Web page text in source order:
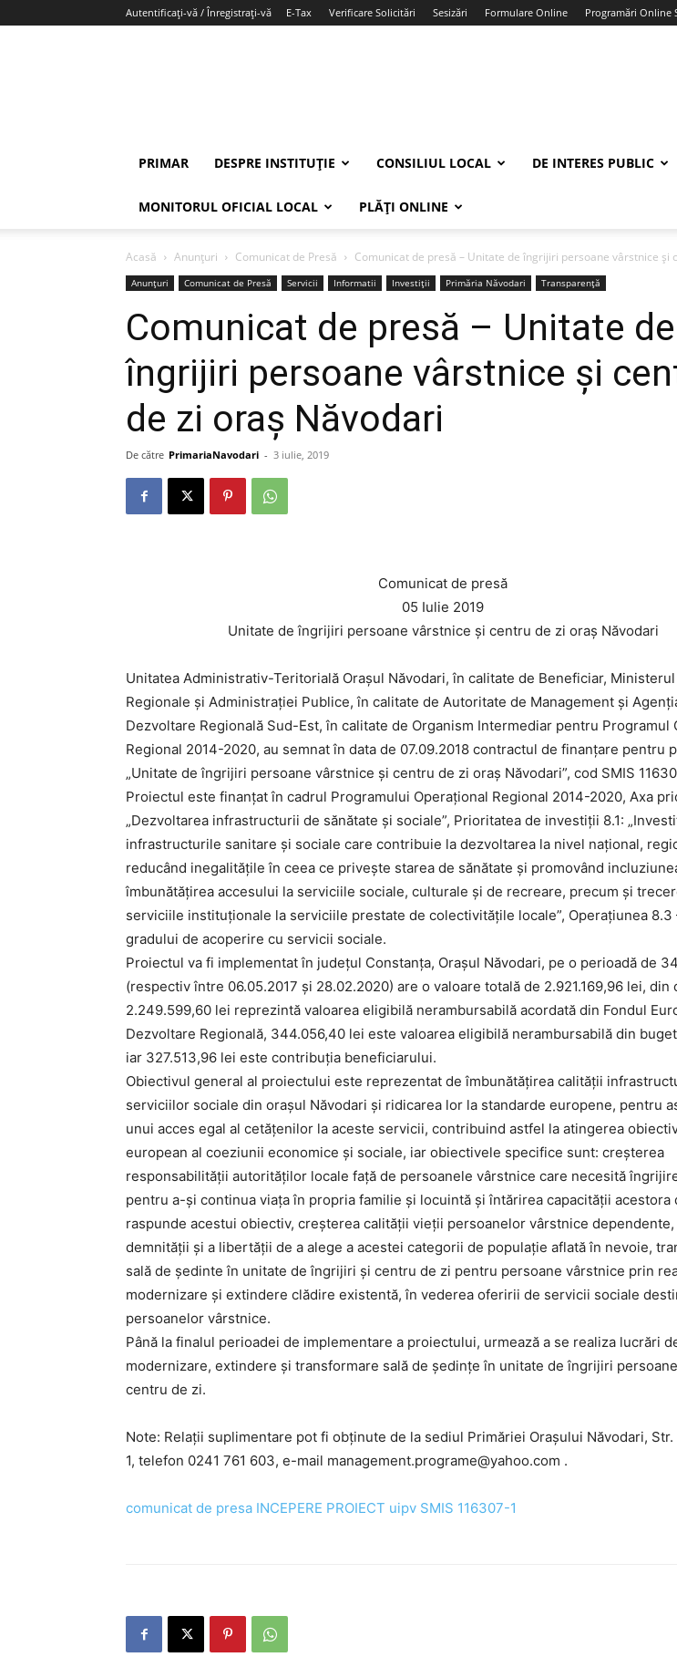
Autentificați-vă / Înregistrați-vă E-Tax Verificare Solicitări Sesizări Formulare Online Programări Online
PRIMAR DESPRE INSTITUȚIE CONSILIUL LOCAL DE INTERES PUBLIC
MONITORUL OFICIAL LOCAL PLĂȚI ONLINE
Acasă Anunțuri Comunicat de Presă Comunicat de presă – Unitate de îngrijiri persoane vârstnice și
Anunțuri Comunicat de Presă Servicii Informatii Investiții Primăria Năvodari Transparență
Comunicat de presă – Unitate de
îngrijiri persoane vârstnice și
de zi oraș Năvodari
De către PrimariaNavodari - 3 iulie, 2019
Comunicat de presă
05 Iulie 2019
Unitate de îngrijiri persoane vârstnice și centru de zi oraș Năvodari
Unitatea Administrativ-Teritorială Orașul Năvodari, în calitate de Beneficiar,
Regionale și Administrației Publice, în calitate de Autoritate de Management și
Dezvoltare Regională Sud-Est, în calitate de Organism Intermediar pentru Programul
Regional 2014-2020, au semnat în data de 07.09.2018 contractul de finanțare pentru
„Unitate de îngrijiri persoane vârstnice și centru de zi oraș Năvodari”, cod SMIS
Proiectul este finanțat în cadrul Programului Operaţional Regional 2014-2020, Axa
„Dezvoltarea infrastructurii de sănătate şi sociale”, Prioritatea de investiții 8.1:
infrastructurile sanitare şi sociale care contribuie la dezvoltarea la nivel naţional,
reducând inegalităţile în ceea ce priveşte starea de sănătate şi promovând
îmbunătăţirea accesului la serviciile sociale, culturale și de recreare, precum și
serviciile instituționale la serviciile prestate de colectivitățile locale”, Operațiunea 8.3
gradului de acoperire cu servicii sociale.
Proiectul va fi implementat în județul Constanţa, Orașul Năvodari, pe o perioadă de
(respectiv între 06.05.2017 și 28.02.2020) are o valoare totală de 2.921.169,96 lei, din
2.249.599,60 lei reprezintă valoarea eligibilă nerambursabilă acordată din Fondul
Dezvoltare Regională, 344.056,40 lei este valoarea eligibilă nerambursabilă din
iar 327.513,96 lei este contribuţia beneficiarului.
Obiectivul general al proiectului este reprezentat de îmbunătățirea calității
serviciilor sociale din orașul Năvodari și ridicarea lor la standarde europene, pentru
unui acces egal al cetățenilor la aceste servicii, contribuind astfel la atingerea
european al coeziunii economice și sociale, iar obiectivele specifice sunt: creșterea
responsabilității autorităților locale față de persoanele vârstnice care necesită
pentru a-și continua viața în propria familie și locuintă și întărirea capacității acestora
raspunde acestui obiectiv, creșterea calității vieții persoanelor vârstnice
demnității și a libertății de a alege a acestei categorii de populație aflată în nevoie,
sală de ședinte în unitate de îngrijiri și centru de zi pentru persoane vârstnice prin
modernizare și extindere clădire existentă, în vederea oferirii de servicii sociale
persoanelor vârstnice.
Până la finalul perioadei de implementare a proiectului, urmează a se realiza lucrări
modernizare, extindere și transformare sală de ședințe în unitate de îngrijiri
centru de zi.
Note: Relații suplimentare pot fi obținute de la sediul Primăriei Orașului Năvodari,
1, telefon 0241 761 603, e-mail management.programe@yahoo.com .
comunicat de presa INCEPERE PROIECT uipv SMIS 116307-1